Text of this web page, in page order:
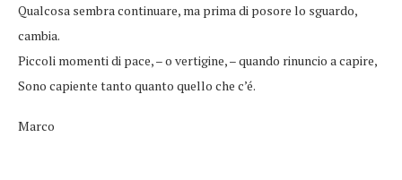
Qualcosa sembra continuare, ma prima di posore lo sguardo,
cambia.
Piccoli momenti di pace, – o vertigine, – quando rinuncio a capire,
Sono capiente tanto quanto quello che c’é.
Marco